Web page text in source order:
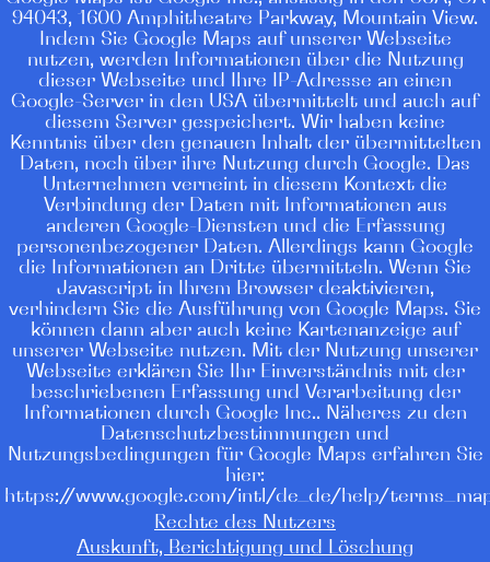
94043, 1600 Amphitheatre Parkway, Mountain View.
Indem Sie Google Maps auf unserer Webseite
nutzen, werden Informationen über die Nutzung
dieser Webseite und Ihre IP-Adresse an einen
Google-Server in den USA übermittelt und auch auf
diesem Server gespeichert. Wir haben keine
Kenntnis über den genauen Inhalt der übermittelten
Daten, noch über ihre Nutzung durch Google. Das
Unternehmen verneint in diesem Kontext die
Verbindung der Daten mit Informationen aus
anderen Google-Diensten und die Erfassung
personenbezogener Daten. Allerdings kann Google
die Informationen an Dritte übermitteln. Wenn Sie
Javascript in Ihrem Browser deaktivieren,
verhindern Sie die Ausführung von Google Maps. Sie
können dann aber auch keine Kartenanzeige auf
unserer Webseite nutzen. Mit der Nutzung unserer
Webseite erklären Sie Ihr Einverständnis mit der
beschriebenen Erfassung und Verarbeitung der
Informationen durch Google Inc.. Näheres zu den
Datenschutzbestimmungen und
Nutzungsbedingungen für Google Maps erfahren Sie
hier:
https://www.google.com/intl/de_de/help/
Rechte des Nutzers
Auskunft, Berichtigung und Löschung